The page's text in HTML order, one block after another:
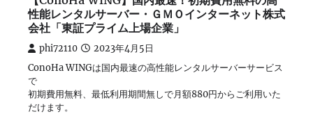
性能レンタルサーバー・ＧＭＯインターネット株式
会社「東証プライム上場企業」
phi72110 2023年4月5日
ConoHa WINGは国内最速の高性能レンタルサーバーサービス
で
初期費用無料、最低利用期間無しで月額880円からご利用いた
だけます。